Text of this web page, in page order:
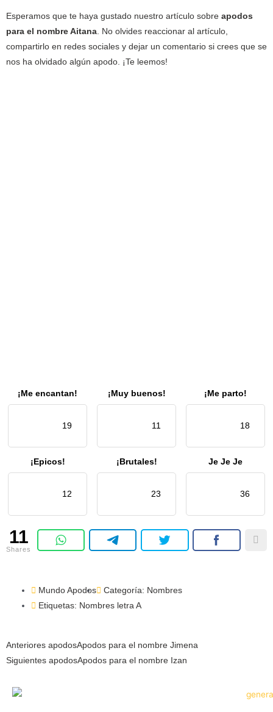
Esperamos que te haya gustado nuestro artículo sobre apodos
para el nombre Aitana . No olvides reaccionar al artículo,
compartirlo en redes sociales y dejar un comentario si crees que se
nos ha olvidado algún apodo. ¡Te leemos!
¡Me encantan!
19
¡Muy buenos!
11
¡Me parto!
18
¡Epicos!
12
¡Brutales!
23
Je Je Je
36
11
Shares
Mundo Apodos Categoría: Nombres
Etiquetas: Nombres letra A
Anteriores apodosApodos para el nombre Jimena
Siguientes apodosApodos para el nombre Izan